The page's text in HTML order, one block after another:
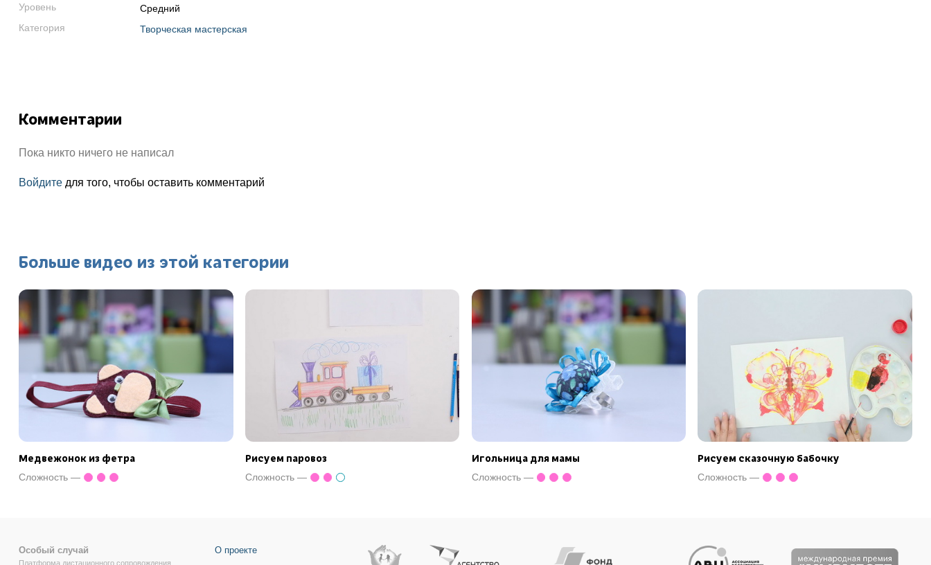
Уровень
Средний
Категория
Творческая мастерская
Комментарии
Пока никто ничего не написал
Войдитедля того, чтобы оставить комментарий
Больше видео из этой категории
Медвежонок из фетра
Сложность —
Рисуем паровоз
Сложность —
Игольница для мамы
Сложность —
Рисуем сказочную бабочку
Сложность —
Особый случай
Платформа дистационного сопровождения
О проекте